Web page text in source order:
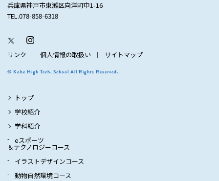
兵庫県神戸市東灘区向洋町中1-16
TEL.078-858-6318
リンク 個人情報の取扱い サイトマップ
© Kobe High Tech. School All Rights Reserved.
トップ
学校紹介
学科紹介
eスポーツ
＆テクノロジーコース
イラストデザインコース
動物自然環境コース